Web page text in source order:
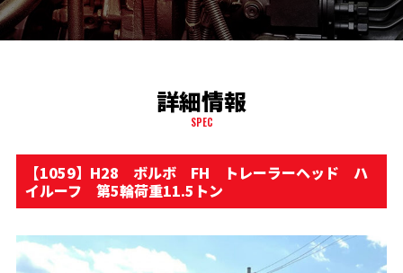
詳細情報
SPEC
【1059】H28 ボルボ FH トレーラーヘッド ハ
イルーフ 第5輪荷重11.5トン